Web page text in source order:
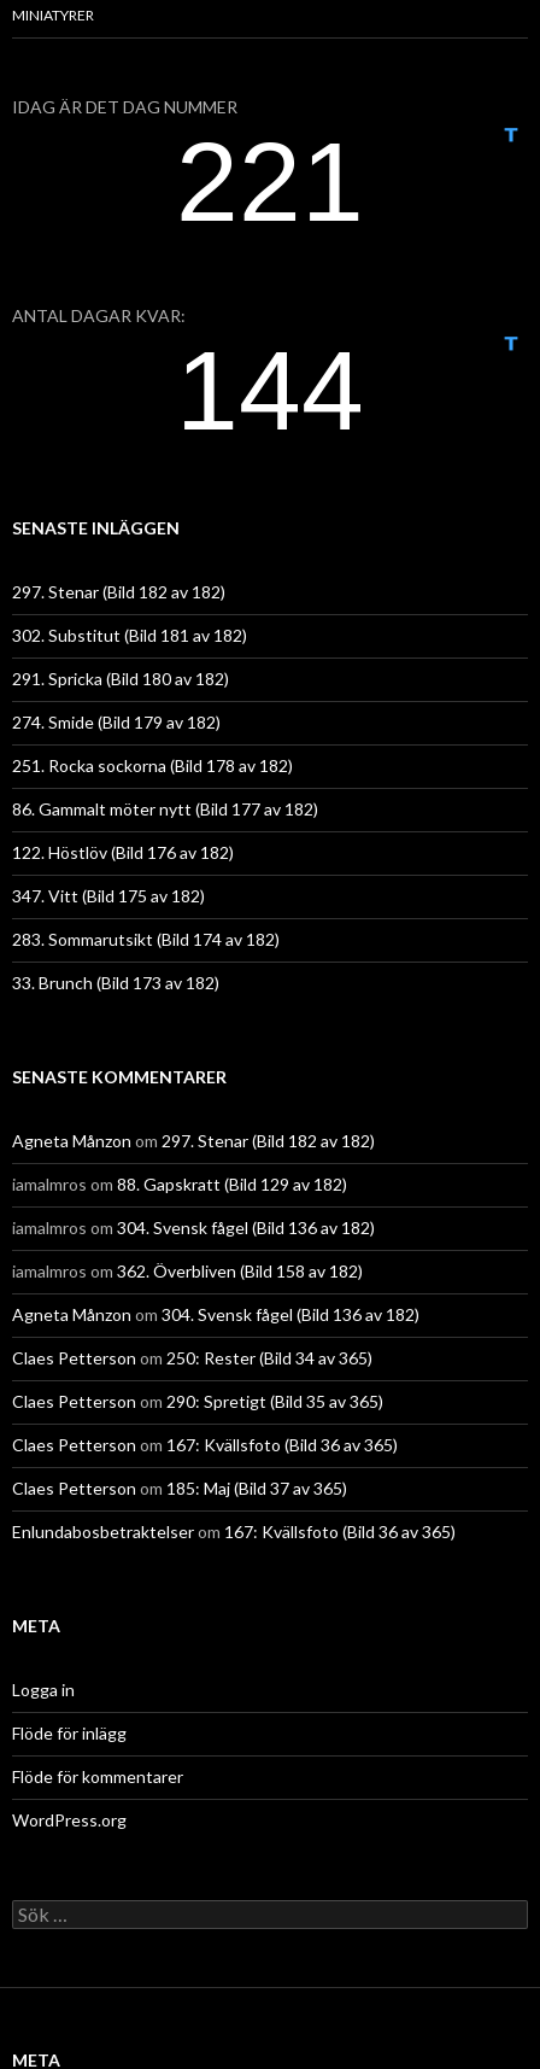
MINIATYRER
IDAG ÄR DET DAG NUMMER
ANTAL DAGAR KVAR:
SENASTE INLÄGGEN
297. Stenar (Bild 182 av 182)
302. Substitut (Bild 181 av 182)
291. Spricka (Bild 180 av 182)
274. Smide (Bild 179 av 182)
251. Rocka sockorna (Bild 178 av 182)
86. Gammalt möter nytt (Bild 177 av 182)
122. Höstlöv (Bild 176 av 182)
347. Vitt (Bild 175 av 182)
283. Sommarutsikt (Bild 174 av 182)
33. Brunch (Bild 173 av 182)
SENASTE KOMMENTARER
Agneta Månzon om 297. Stenar (Bild 182 av 182)
iamalmros om 88. Gapskratt (Bild 129 av 182)
iamalmros om 304. Svensk fågel (Bild 136 av 182)
iamalmros om 362. Överbliven (Bild 158 av 182)
Agneta Månzon om 304. Svensk fågel (Bild 136 av 182)
Claes Petterson om 250: Rester (Bild 34 av 365)
Claes Petterson om 290: Spretigt (Bild 35 av 365)
Claes Petterson om 167: Kvällsfoto (Bild 36 av 365)
Claes Petterson om 185: Maj (Bild 37 av 365)
Enlundabosbetraktelserom 167: Kvällsfoto (Bild 36 av 365)
META
Logga in
Flöde för inlägg
Flöde för kommentarer
WordPress.org
Sök
efter:
META